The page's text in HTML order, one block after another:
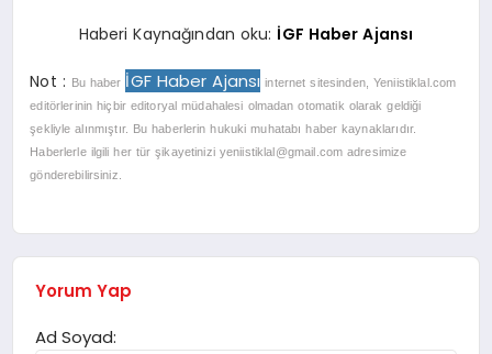
Haberi Kaynağından oku: İGF Haber Ajansı
Not : Bu haber İGF Haber Ajansı internet sitesinden, Yeniistiklal.com
editörlerinin hiçbir editoryal müdahalesi olmadan otomatik olarak geldiği
şekliyle alınmıştır. Bu haberlerin hukuki muhatabı haber kaynaklarıdır.
Haberlerle ilgili her tür şikayetinizi yeniistiklal@gmail.com adresimize
gönderebilirsiniz.
Yorum Yap
Ad Soyad: